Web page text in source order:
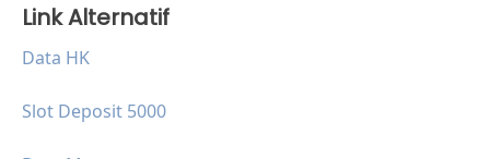
Link Alternatif
Data HK
Slot Deposit 5000